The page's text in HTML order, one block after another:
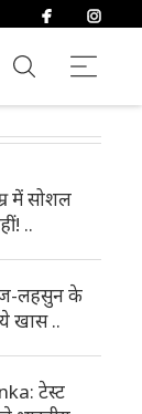
में सोशल
..
लहसुन के
खास ..
टेस्ट